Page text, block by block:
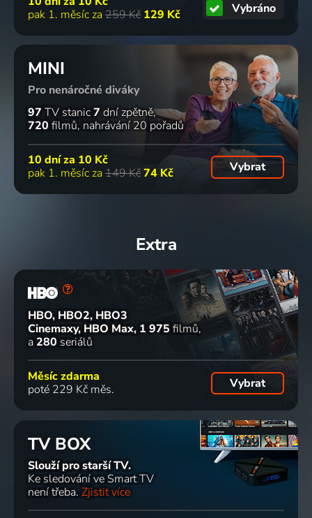
pak 1. měsíc za 259 Kč 129 Kč Vybráno
MINI
Pro nenáročné diváky
97 TV stanic7 dní zpětně
720 filmů nahrávání 20 pořadů
10 dní za 10 Kč
pak 1. měsíc za 149 Kč74 Kč Vybrat
Extra
HBO, HBO2, HBO3
Cinemaxy, HBO Max 1 975 filmů
a 280 seriálů
Měsíc zdarma
poté 229 Kč měs.
Vybrat
TV BOX
Slouží pro starší TV.
Ke sledování ve Smart TV
není třeba. Zjistit více